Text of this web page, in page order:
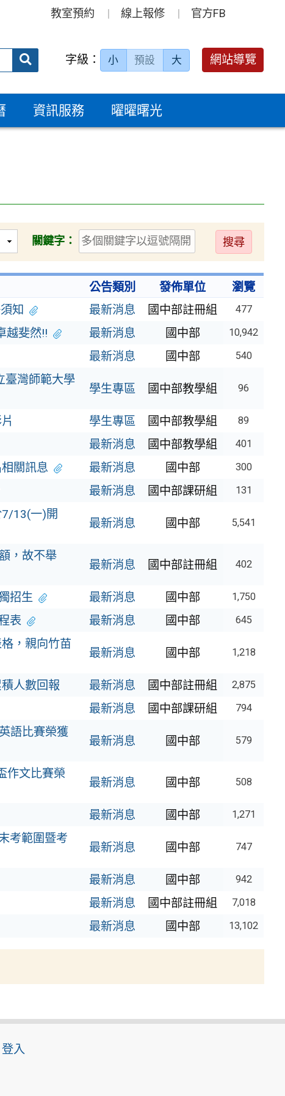
教室預約 線上報修 官方FB
送出 字級： 小 預設 大 網站導覽
資訊服務 曜曜曙光
關鍵字：
送
出
公告類別 發佈單位
瀏覽
知 最新消息 國中部註冊組 477
越斐然!! 最新消息 國中部 10,942
最新消息 國中部 540
臺灣師範大學
學生專區 國中部教學組 96
學生專區 國中部教學組 89
最新消息 國中部教學組 401
關訊息 最新消息 國中部 300
最新消息 國中部課研組 131
7/13(一)開
最新消息 國中部 5,541
，故不舉
最新消息 國中部註冊組 402
招生 最新消息 國中部 1,750
表 最新消息 國中部 645
，親向竹苗
最新消息 國中部 1,218
人數回報 最新消息 國中部註冊組 2,875
最新消息 國中部課研組 794
語比賽榮獲
最新消息 國中部 579
作文比賽榮
最新消息 國中部 508
最新消息 國中部 1,271
考範圍暨考
最新消息 國中部 747
最新消息 國中部 942
最新消息 國中部註冊組 7,018
最新消息 國中部 13,102
登入